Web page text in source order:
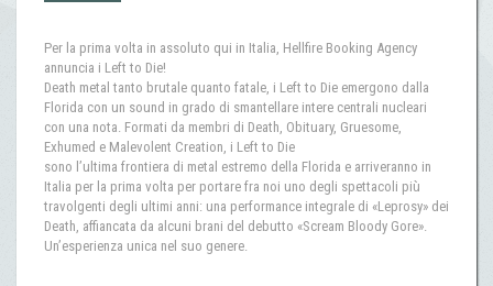
Per la prima volta in assoluto qui in Italia, Hellfire Booking Agency
annuncia i Left to Die!
Death metal tanto brutale quanto fatale, i Left to Die emergono dalla
Florida con un sound in grado di smantellare intere centrali nucleari
con una nota. Formati da membri di Death, Obituary, Gruesome,
Exhumed e Malevolent Creation, i Left to Die
sono l’ultima frontiera di metal estremo della Florida e arriveranno in
Italia per la prima volta per portare fra noi uno degli spettacoli più
travolgenti degli ultimi anni: una performance integrale di «Leprosy» dei
Death, affiancata da alcuni brani del debutto «Scream Bloody Gore».
Un’esperienza unica nel suo genere.